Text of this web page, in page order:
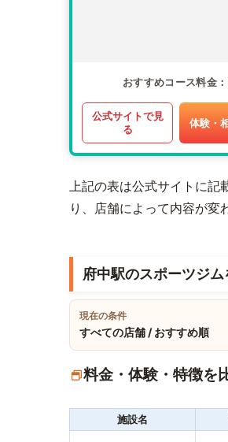
おすすめコース料金
公式サイトで見
る
体験・
上記の表は公式サイトに記
り、店舗によって内容が変
府中駅のスポーツジ
現在の条件
すべての店舗 / おすすめ順
料金・体験・特徴を
施設名